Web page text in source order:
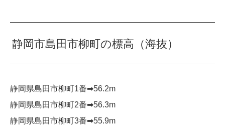
静岡市島田市柳町の標高（海抜）
静岡県島田市柳町1番➡︎56.2m
静岡県島田市柳町2番➡︎56.3m
静岡県島田市柳町3番➡︎55.9m